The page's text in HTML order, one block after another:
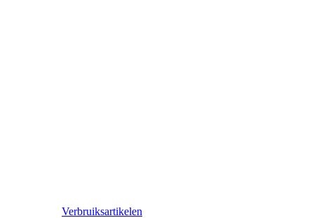
Verbruiksartikelen